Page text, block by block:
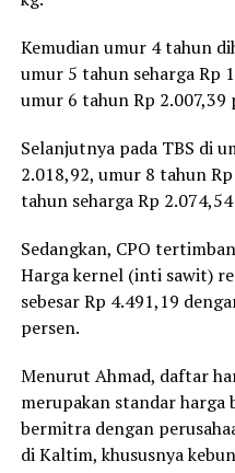
Kemudian umur 4 tahun
umur 5 tahun seharga Rp
umur 6 tahun Rp 2.007,39
Selanjutnya pada TBS di
2.018,92, umur 8 tahun
tahun seharga Rp
Sedangkan, CPO
Harga kernel (inti sawit)
sebesar Rp 4.491,19
persen.
Menurut Ahmad, daftar
merupakan standar harga
bermitra dengan
di Kaltim, khususnya